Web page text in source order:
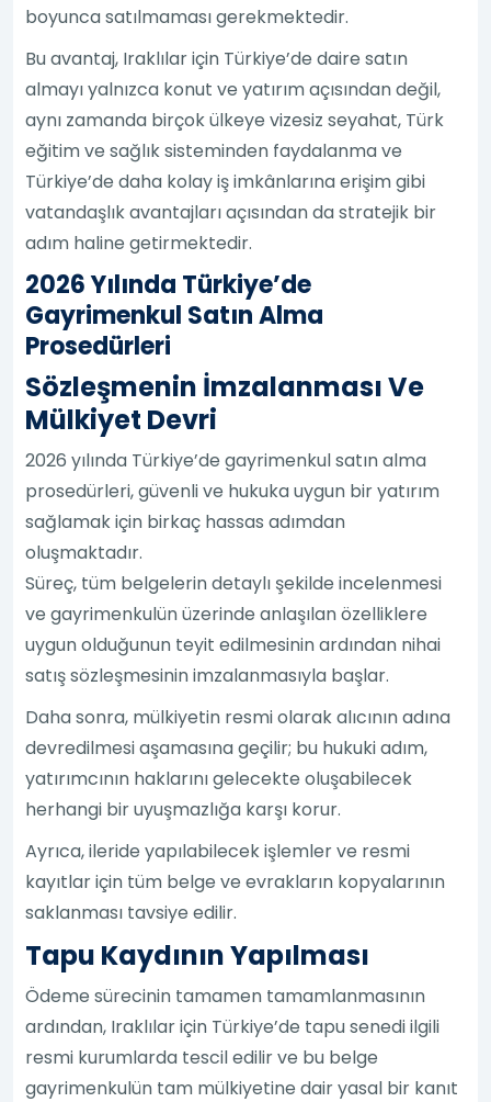
boyunca satılmaması gerekmektedir.
Bu avantaj, Iraklılar için Türkiye’de daire satın
almayı yalnızca konut ve yatırım açısından değil,
aynı zamanda birçok ülkeye vizesiz seyahat, Türk
eğitim ve sağlık sisteminden faydalanma ve
Türkiye’de daha kolay iş imkânlarına erişim gibi
vatandaşlık avantajları açısından da stratejik bir
adım haline getirmektedir.
2026 Yılında Türkiye’de
Gayrimenkul Satın Alma
Prosedürleri
Sözleşmenin İmzalanması Ve
Mülkiyet Devri
2026 yılında Türkiye’de gayrimenkul satın alma
prosedürleri, güvenli ve hukuka uygun bir yatırım
sağlamak için birkaç hassas adımdan
oluşmaktadır.
Süreç, tüm belgelerin detaylı şekilde incelenmesi
ve gayrimenkulün üzerinde anlaşılan özelliklere
uygun olduğunun teyit edilmesinin ardından nihai
satış sözleşmesinin imzalanmasıyla başlar.
Daha sonra, mülkiyetin resmi olarak alıcının adına
devredilmesi aşamasına geçilir; bu hukuki adım,
yatırımcının haklarını gelecekte oluşabilecek
herhangi bir uyuşmazlığa karşı korur.
Ayrıca, ileride yapılabilecek işlemler ve resmi
kayıtlar için tüm belge ve evrakların kopyalarının
saklanması tavsiye edilir.
Tapu Kaydının Yapılması
Ödeme sürecinin tamamen tamamlanmasının
ardından, Iraklılar için Türkiye’de tapu senedi ilgili
resmi kurumlarda tescil edilir ve bu belge
gayrimenkulün tam mülkiyetine dair yasal bir kanıt